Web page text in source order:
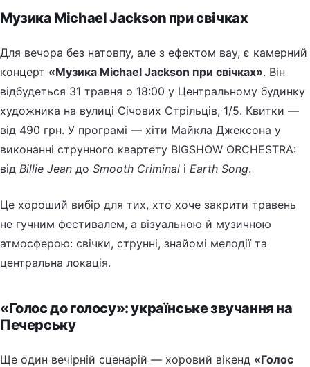
Музика Michael Jackson при свічках
Для вечора без натовпу, але з ефектом вау, є камерний
концерт «Музика Michael Jackson при свічках». Він
відбудеться 31 травня о 18:00 у Центральному будинку
художника на вулиці Січових Стрільців, 1/5. Квитки —
від 490 грн. У програмі — хіти Майкла Джексона у
виконанні струнного квартету BIGSHOW ORCHESTRA:
від Billie Jean до Smooth Criminal і Earth Song.
Це хороший вибір для тих, хто хоче закрити травень
не гучним фестивалем, а візуальною й музичною
атмосферою: свічки, струнні, знайомі мелодії та
центральна локація.
«Голос до голосу»: українське звучання на
Печерську
Ще один вечірній сценарій — хоровий вікенд «Голос